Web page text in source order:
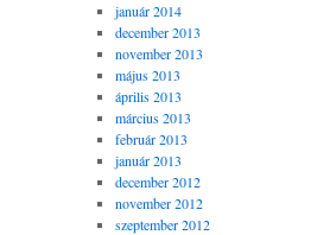
január 2014
december 2013
november 2013
május 2013
április 2013
március 2013
február 2013
január 2013
december 2012
november 2012
szeptember 2012